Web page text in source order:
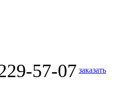
57-07 заказать